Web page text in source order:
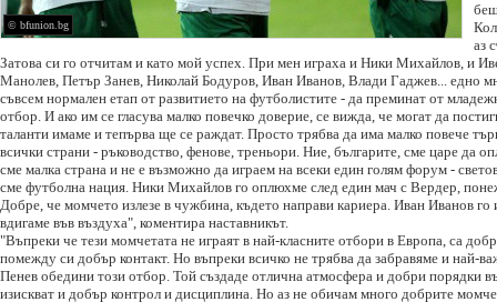
© bfunion.bg
аз
Затова си го отчитам и като мой успех. При мен играха и Ники Михайлов, и
Манолев, Петър Занев, Николай Бодуров, Иван Иванов, Влади Гаджев... едно
съвсем нормален етап от развитието на футболистите - да преминат от
отбор. И ако им се гласува малко повечко доверие, се вижда, че могат да
таланти имаме и тепърва ще се раждат. Просто трябва да има малко повече
всички страни - ръководство, фенове, треньори. Ние, българите, сме царе да
сме малка страна и не е възможно да играем на всеки един голям форум -
сме футболна нация. Ники Михайлов го оплюхме след един мач с Вердер,
Добре, че момчето излезе в чужбина, където направи кариера. Иван Иванов го
вдигаме във въздуха", коментира наставникът.
"Въпреки че тези момчетата не играят в най-класните отбори в Европа, са
помежду си добър контакт. Но въпреки всичко не трябва да забравяме и най-
Пенев обедини този отбор. Той създаде отлична атмосфера и добри порядки
изискват и добър контрол и дисциплина. Но аз не обичам много добрите